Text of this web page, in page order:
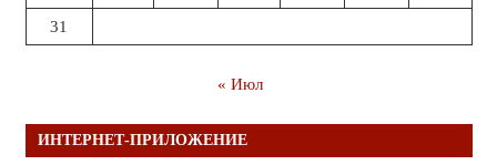
31
« Июл
ИНТЕРНЕТ-ПРИЛОЖЕНИЕ